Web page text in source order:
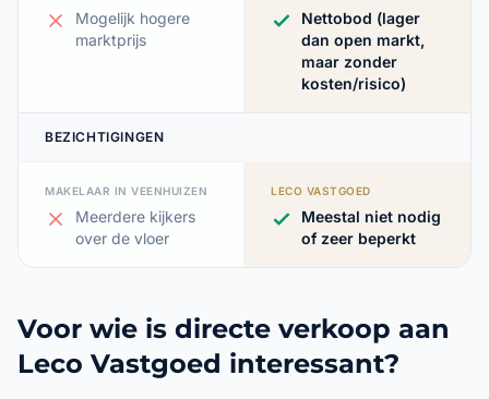
Mogelijk hogere
marktprijs
Nettobod (lager
dan open markt,
maar zonder
kosten/risico)
BEZICHTIGINGEN
MAKELAAR IN VEENHUIZEN
Meerdere kijkers
over de vloer
LECO VASTGOED
Meestal niet nodig
of zeer beperkt
Voor wie is directe verkoop aan
Leco Vastgoed interessant?